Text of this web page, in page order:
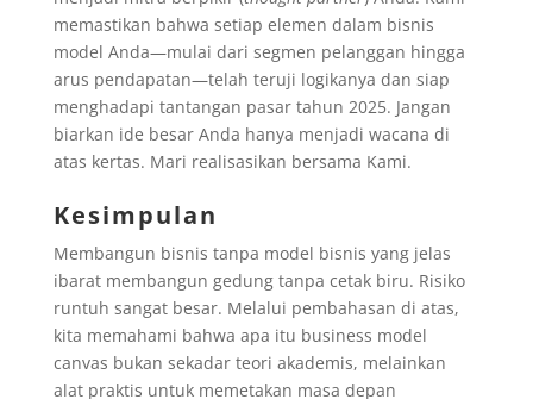
memastikan bahwa setiap elemen dalam bisnis
model Anda—mulai dari segmen pelanggan hingga
arus pendapatan—telah teruji logikanya dan siap
menghadapi tantangan pasar tahun 2025. Jangan
biarkan ide besar Anda hanya menjadi wacana di
atas kertas. Mari realisasikan bersama Kami.
Kesimpulan
Membangun bisnis tanpa model bisnis yang jelas
ibarat membangun gedung tanpa cetak biru. Risiko
runtuh sangat besar. Melalui pembahasan di atas,
kita memahami bahwa apa itu business model
canvas bukan sekadar teori akademis, melainkan
alat praktis untuk memetakan masa depan